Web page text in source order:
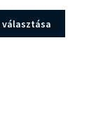
választása